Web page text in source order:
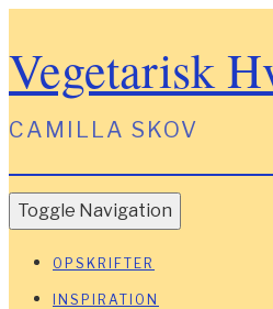
Vegetarisk
CAMILLA SKOV
Toggle Navigation
OPSKRIFTER
INSPIRATION